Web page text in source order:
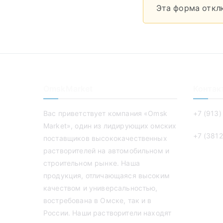
Эта форма
Вас приветствует компания «Omsk
Market», один из лидирующих омских
поставщиков высококачественных
растворителей на автомобильном и
строительном рынке. Наша
продукция, отличающаяся высоким
качеством и универсальностью,
востребована в Омске, так и в
России. Наши растворители находят
+7
+7